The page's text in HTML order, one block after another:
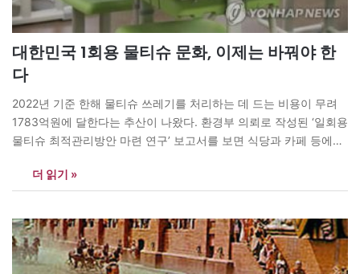
대한민국 1회용 물티슈 문화, 이제는 바꿔야 한
다
2022년 기준 한해 물티슈 쓰레기를 처리하는 데 드는 비용이 무려
1783억원에 달한다는 추산이 나왔다. 환경부 의뢰로 작성된 ‘일회용
물티슈 최적관리방안 마련 연구’ 보고서를 보면 식당과 카페 등에서
기준)으로 집계됐고, 가정에서 주로 쓰이는 ‘인체 세정용 물휴지’는
한해 129만t(2019년 기준)이 생산되는 것으로 추산됐다. <사진 및
더 읽기 »